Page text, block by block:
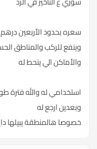
سعره بحدود الأربعين درهم
وينفع للركب والمناطق
والأماكن الي ينحط له
استخدامي له والله
وبعدين ارجع له
خصوصا هالمنطقة يبيلها